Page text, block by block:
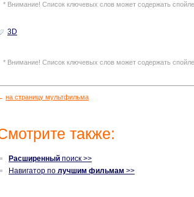
* Внимание! Список ключевых слов может содержать
3D
* Внимание! Список ключевых слов может содержать
на страницу мультфильма
также:
Расширенный поиск >>
Навигатор по лучшим фильмам >>